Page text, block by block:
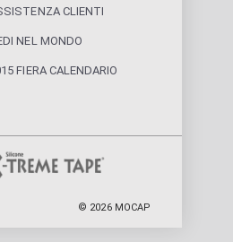
CLIENTI
NEL MONDO
FIERA CALENDARIO
© 2026 MOCAP